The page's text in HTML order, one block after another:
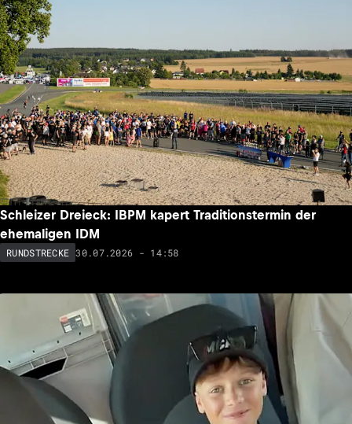
Schleizer Dreieck: IBPM kapert Traditionstermin der
ehemaligen IDM
RUNDSTRECKE 30.07.2026 - 14:58